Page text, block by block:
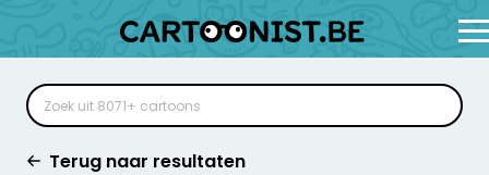
Terug naar resultaten